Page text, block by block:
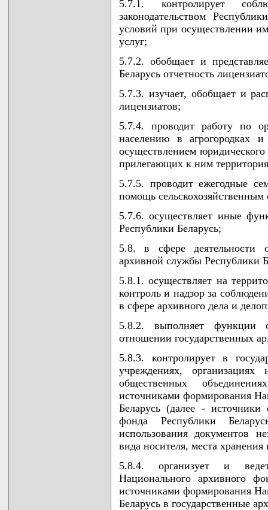
5.7.1. контролирует
законодательством
условий при осуществлении
услуг;
5.7.2. обобщает и
Беларусь отчетность
5.7.3. изучает, обобщает и
лицензиатов;
5.7.4. проводит работу по
населению в агрогородках
осуществлением
прилегающих к ним
5.7.5. проводит ежегодные
помощь сельскохозяйственным
5.7.6. осуществляет иные
Республики Беларусь;
5.8. в сфере деятельности
архивной службы Республики
5.8.1. осуществляет на
контроль и надзор за
в сфере архивного дела и
5.8.2. выполняет функции
отношении государственных
5.8.3. контролирует в
учреждениях,
общественных
источниками формирования
Беларусь (далее - источники
фонда Республики
использования документов
вида носителя, места
5.8.4. организует и
Национального архивного
источниками формирования
Беларусь в государственные